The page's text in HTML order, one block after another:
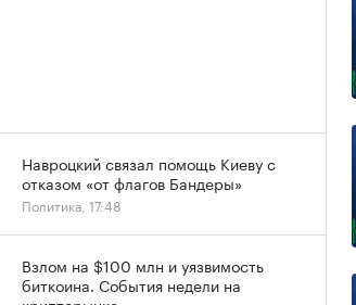
Навроцкий связал помощь Киеву с
отказом «от флагов Бандеры»
Политика, 17:48
Взлом на $100 млн и уязвимость
биткоина. События недели на